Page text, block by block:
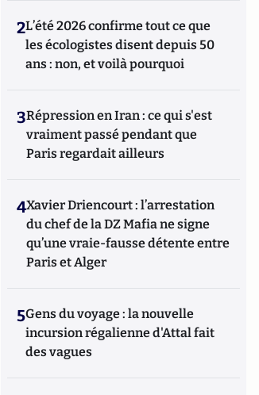
2L’été 2026 confirme tout ce que
les écologistes disent depuis 50
ans : non, et voilà pourquoi
3Répression en Iran : ce qui s'est
vraiment passé pendant que
Paris regardait ailleurs
4Xavier Driencourt : l’arrestation
du chef de la DZ Mafia ne signe
qu’une vraie-fausse détente entre
Paris et Alger
5Gens du voyage : la nouvelle
incursion régalienne d'Attal fait
des vagues